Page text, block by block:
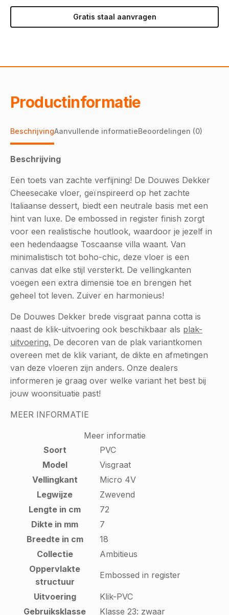
Gratis staal aanvragen
Productinformatie
BeschrijvingAanvullende informatieBeoordelingen (0)
Beschrijving
Een toets van zachte verfijning! De Douwes Dekker
Cheesecake vloer, geïnspireerd op het zachte
Italiaanse dessert, biedt een neutrale basis met een
hint van luxe. De embossed in register finish zorgt
voor een realistische houtlook, waardoor je jezelf in
een hedendaagse Toscaanse villa waant. Van
minimalistisch tot boho-chic, deze vloer is een
canvas dat elke stijl versterkt. De vellingkanten
voegen een extra dimensie toe en brengen het
geheel tot leven. Zuiver en harmonieus!
De Douwes Dekker brede visgraat panna cotta is
naast de klik-uitvoering ook beschikbaar als plak-
uitvoering. De decoren van de plak variantkomen
overeen met de klik variant, de dikte en afmetingen
van deze vloeren zijn anders. Onze dealers
informeren je graag over welke variant het best bij
jouw woonsituatie past!
MEER INFORMATIE
Meer informatie
Soort
PVC
Model
Visgraat
Vellingkant
Micro 4V
Legwijze
Zwevend
Lengte in cm
72
Dikte in mm
7
Breedte in cm
18
Collectie
Ambitieus
Oppervlakte
structuur
Embossed in register
Uitvoering
Klik-PVC
Gebruiksklasse
Klasse 23: zwaar